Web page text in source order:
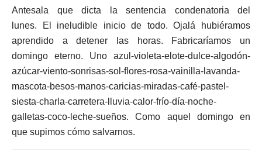
Antesala que dicta la sentencia condenatoria del
lunes. El ineludible inicio de todo. Ojalá hubiéramos
aprendido a detener las horas. Fabricaríamos un
domingo eterno. Uno azul-violeta-elote-dulce-algodón-
azúcar-viento-sonrisas-sol-flores-rosa-vainilla-lavanda-
mascota-besos-manos-caricias-miradas-café-pastel-
siesta-charla-carretera-lluvia-calor-frío-día-noche-
galletas-coco-leche-sueños. Como aquel domingo en
que supimos cómo salvarnos.